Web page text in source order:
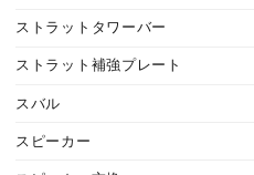
ストラットタワーバー
ストラット補強プレート
スバル
スピーカー